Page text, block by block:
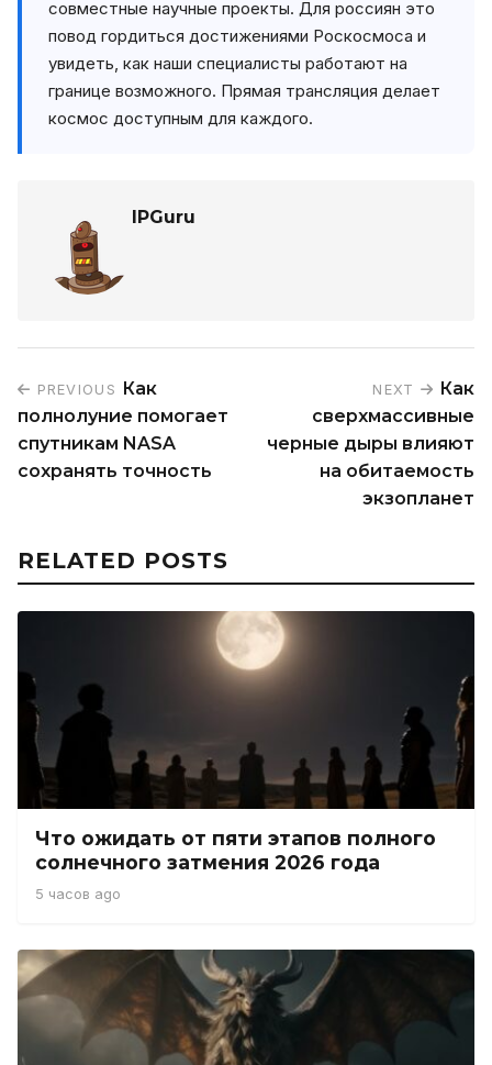
совместные научные проекты. Для россиян это
повод гордиться достижениями Роскосмоса и
увидеть, как наши специалисты работают на
границе возможного. Прямая трансляция делает
космос доступным для каждого.
IPGuru
PREVIOUS Как
полнолуние помогает
спутникам NASA
сохранять точность
NEXT
Как
сверхмассивные
черные дыры влияют
на обитаемость
экзопланет
RELATED POSTS
Что ожидать от пяти этапов полного
солнечного затмения 2026 года
5 часов ago